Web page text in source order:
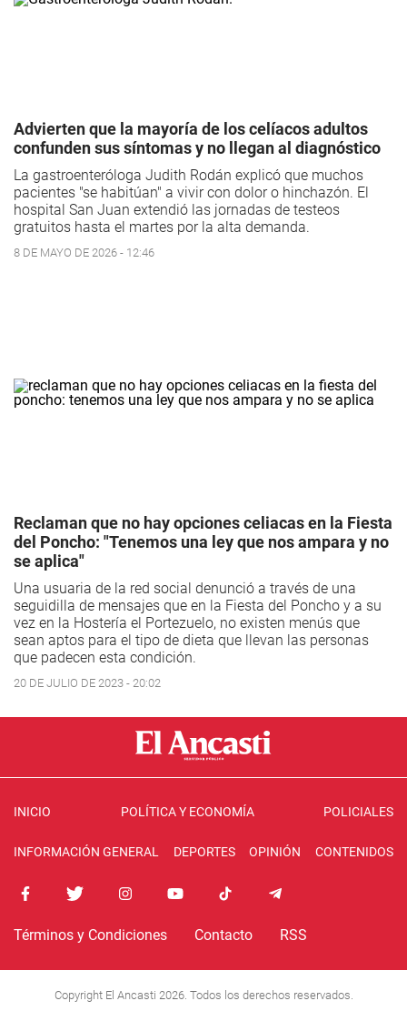
Advierten que la mayoría de los celíacos adultos
confunden sus síntomas y no llegan al diagnóstico
La gastroenteróloga Judith Rodán explicó que muchos
pacientes "se habitúan" a vivir con dolor o hinchazón. El
hospital San Juan extendió las jornadas de testeos
gratuitos hasta el martes por la alta demanda.
8 DE MAYO DE 2026 - 12:46
Reclaman que no hay opciones celiacas en la Fiesta
del Poncho: "Tenemos una ley que nos ampara y no
se aplica"
Una usuaria de la red social denunció a través de una
seguidilla de mensajes que en la Fiesta del Poncho y a su
vez en la Hostería el Portezuelo, no existen menús que
sean aptos para el tipo de dieta que llevan las personas
que padecen esta condición.
20 DE JULIO DE 2023 - 20:02
INICIO POLÍTICA Y ECONOMÍA POLICIALES
INFORMACIÓN GENERAL DEPORTES OPINIÓN CONTENIDOS
Términos y Condiciones Contacto RSS
Copyright El Ancasti 2026. Todos los derechos reservados.